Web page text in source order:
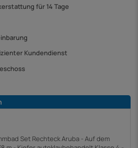
für 14 Tage
Kundendienst
Set Rechteck Aruba - Auf dem